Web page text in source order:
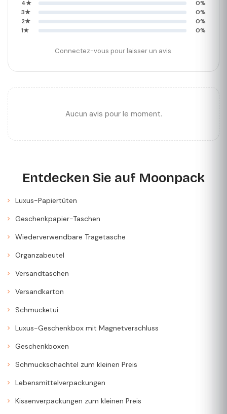
4★
0%
3★
0%
2★
0%
1★
0%
Connectez-vous pour laisser un avis.
Aucun avis pour le moment.
Entdecken Sie auf Moonpack
Luxus-Papiertüten
Geschenkpapier-Taschen
Wiederverwendbare Tragetasche
Organzabeutel
Versandtaschen
Versandkarton
Schmucketui
Luxus-Geschenkbox mit Magnetverschluss
Geschenkboxen
Schmuckschachtel zum kleinen Preis
Lebensmittelverpackungen
Kissenverpackungen zum kleinen Preis